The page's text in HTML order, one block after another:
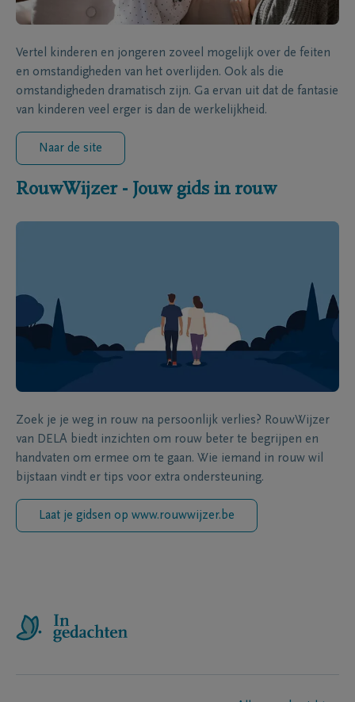
Vertel kinderen en jongeren zoveel mogelijk over de feiten
en omstandigheden van het overlijden. Ook als die
omstandigheden dramatisch zijn. Ga ervan uit dat de fantasie
van kinderen veel erger is dan de werkelijkheid.
Naar de site
RouwWijzer - Jouw gids in rouw
Zoek je je weg in rouw na persoonlijk verlies? RouwWijzer
van DELA biedt inzichten om rouw beter te begrijpen en
handvaten om ermee om te gaan. Wie iemand in rouw wil
bijstaan vindt er tips voor extra ondersteuning.
Laat je gidsen op www.rouwwijzer.be